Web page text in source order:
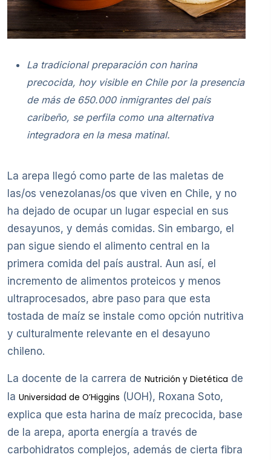
La tradicional preparación con harina
precocida, hoy visible en Chile por la presencia
de más de 650.000 inmigrantes del país
caribeño, se perfila como una alternativa
integradora en la mesa matinal.
La arepa llegó como parte de las maletas de
las/os venezolanas/os que viven en Chile, y no
ha dejado de ocupar un lugar especial en sus
desayunos, y demás comidas. Sin embargo, el
pan sigue siendo el alimento central en la
primera comida del país austral. Aun así, el
incremento de alimentos proteicos y menos
ultraprocesados, abre paso para que esta
tostada de maíz se instale como opción nutritiva
y culturalmente relevante en el desayuno
chileno.
La docente de la carrera de Nutrición y Dietética de
la Universidad de O’Higgins (UOH), Roxana Soto,
explica que esta harina de maíz precocida, base
de la arepa, aporta energía a través de
carbohidratos complejos, además de cierta fibra